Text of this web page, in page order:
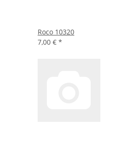
Roco 10320
7,00 € *